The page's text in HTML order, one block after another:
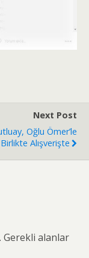
Next Post
Oğlu Ömer’le
Birlikte Alışverişte
Gerekli alanlar